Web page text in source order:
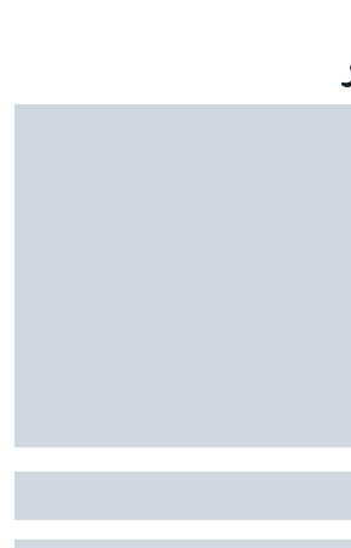
"اتركوا شارل لوكلير وشأنه" في معركته